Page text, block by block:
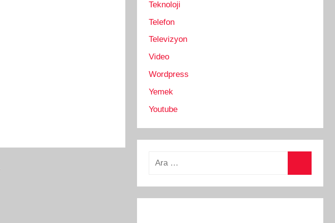
Teknoloji
Telefon
Televizyon
Video
Wordpress
Yemek
Youtube
Arama: